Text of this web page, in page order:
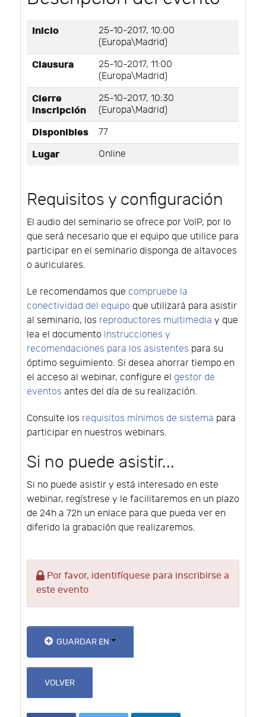
Inicio
25-10-2017, 10:00
(Europa\Madrid)
Clausura
25-10-2017, 11:00
(Europa\Madrid)
Cierre
inscripción
25-10-2017, 10:30
(Europa\Madrid)
Disponibles 77
Lugar Online
Requisitos y configuración
El audio del seminario se ofrece por VoIP, por lo
que será necesario que el equipo que utilice para
participar en el seminario disponga de altavoces
o auriculares.
Le recomendamos que compruebe la
conectividad del equipo que utilizará para asistir
al seminario, los reproductores multimedia y que
lea el documento instrucciones y
recomendaciones para los asistentes para su
óptimo seguimiento. Si desea ahorrar tiempo en
el acceso al webinar, configure el gestor de
eventos antes del día de su realización.
Consulte los requisitos mínimos de sistema para
participar en nuestros webinars.
Si no puede asistir...
Si no puede asistir y está interesado en este
webinar, regístrese y le facilitaremos en un plazo
de 24h a 72h un enlace para que pueda ver en
diferido la grabación que realizaremos.
Por favor, identifíquese para inscribirse a
este evento
GUARDAR EN
VOLVER